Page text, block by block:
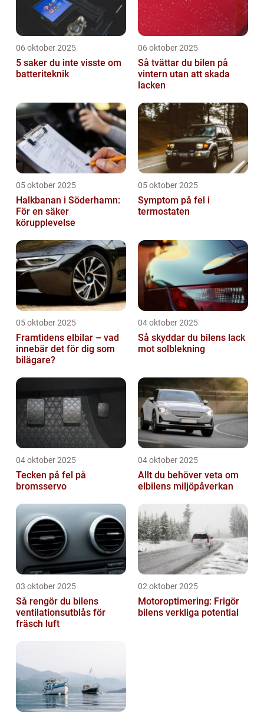
06 oktober 2025
5 saker du inte visste om
batteriteknik
06 oktober 2025
Så tvättar du bilen på
vintern utan att skada
lacken
05 oktober 2025
Halkbanan i Söderhamn:
För en säker
körupplevelse
05 oktober 2025
Symptom på fel i
termostaten
05 oktober 2025
Framtidens elbilar – vad
innebär det för dig som
bilägare?
04 oktober 2025
Så skyddar du bilens lack
mot solblekning
04 oktober 2025
Tecken på fel på
bromsservo
04 oktober 2025
Allt du behöver veta om
elbilens miljöpåverkan
03 oktober 2025
Så rengör du bilens
ventilationsutblås för
fräsch luft
02 oktober 2025
Motoroptimering: Frigör
bilens verkliga potential